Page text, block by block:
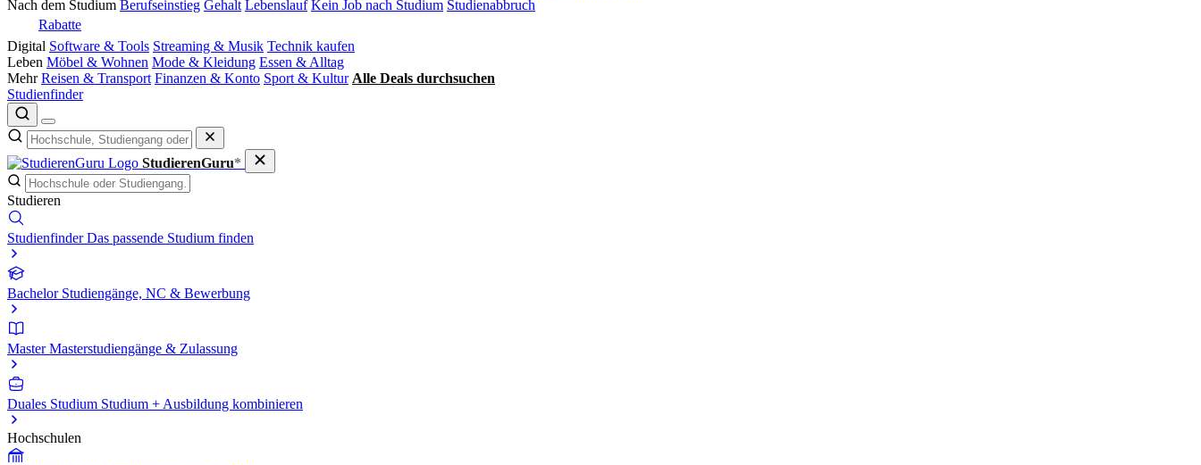
Nach dem Studium Berufseinstieg Gehalt Lebenslauf Kein Job nach Studium Studienabbruch
Rabatte
Digital Software & Tools Streaming & Musik Technik kaufen
Leben Möbel & Wohnen Mode & Kleidung Essen & Alltag
Mehr Reisen & Transport Finanzen & Konto Sport & Kultur Alle Deals durchsuchen
Studienfinder
StudierenGuru*
Studieren
Studienfinder Das passende Studium finden
Bachelor Studiengänge, NC & Bewerbung
Master Masterstudiengänge & Zulassung
Duales Studium Studium + Ausbildung kombinieren
Hochschulen